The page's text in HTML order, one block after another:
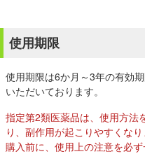
使用期限
使用期限は6か月～3年の有効
いただいております。
指定第2類医薬品は、使用方法
り、副作用が起こりやすくなり
購入前に、使用上の注意を必ず